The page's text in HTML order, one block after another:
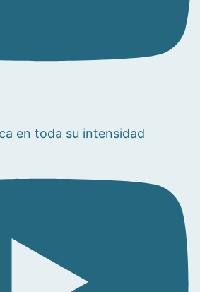
en toda su intensidad